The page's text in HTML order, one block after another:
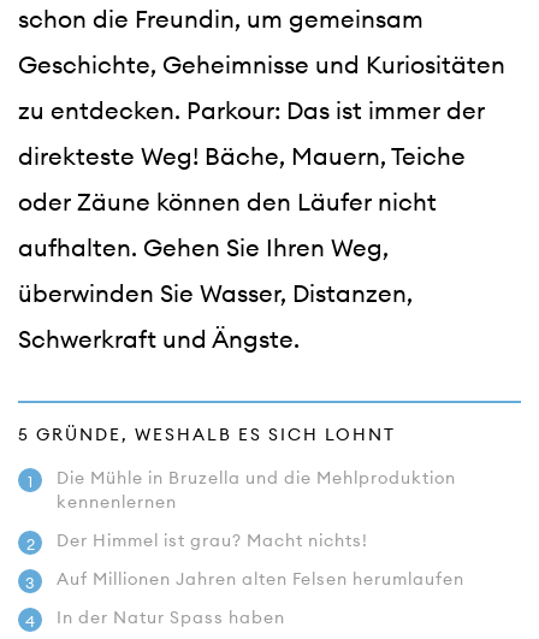
schon die Freundin, um gemeinsam
Geschichte, Geheimnisse und Kuriositäten
zu entdecken. Parkour: Das ist immer der
direkteste Weg! Bäche, Mauern, Teiche
oder Zäune können den Läufer nicht
aufhalten. Gehen Sie Ihren Weg,
überwinden Sie Wasser, Distanzen,
Schwerkraft und Ängste.
5 GRÜNDE, WESHALB ES SICH LOHNT
1
Die Mühle in Bruzella und die Mehlproduktion
kennenlernen
2 Der Himmel ist grau? Macht nichts!
3 Auf Millionen Jahren alten Felsen herumlaufen
4 In der Natur Spass haben